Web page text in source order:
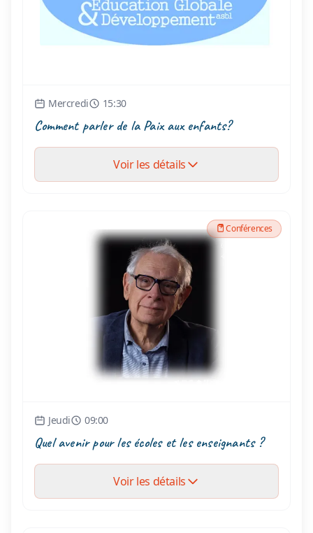
Mercredi 15:30
Comment parler de la Paix aux enfants?
Voir les détails
Conférences
Jeudi 09:00
Quel avenir pour les écoles et les enseignants ?
Voir les détails